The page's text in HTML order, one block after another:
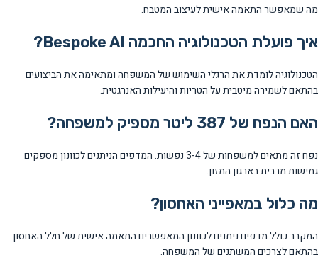
מה שמאפשר התאמה אישית לעיצוב המטבח.
איך פועלת הטכנולוגיה החכמה Bespoke AI?
הטכנולוגיה לומדת את הרגלי השימוש של המשפחה ומתאימה את הביצועים
בהתאם לשמירה מיטבית על הטריות והיעילות האנרגטית.
האם הנפח של 387 ליטר מספיק למשפחה?
נפח זה מתאים למשפחות של 3-4 נפשות. המדפים הניתנים לכוונון מספקים
גמישות מרבית בארגון המזון.
מה כלול במאפייני האחסון?
המקרר כולל מדפים ניתנים לכוונון המאפשרים התאמה אישית של חלל האחסון
בהתאם לצרכים המשתנים של המשפחה.